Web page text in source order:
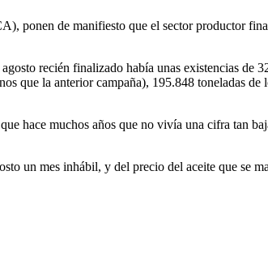
de manifiesto que el sector productor
recién finalizado había unas existencias de
que la anterior campaña), 195.848 toneladas
hace muchos años que no vivía una cifra tan
un mes inhábil, y del precio del aceite que se